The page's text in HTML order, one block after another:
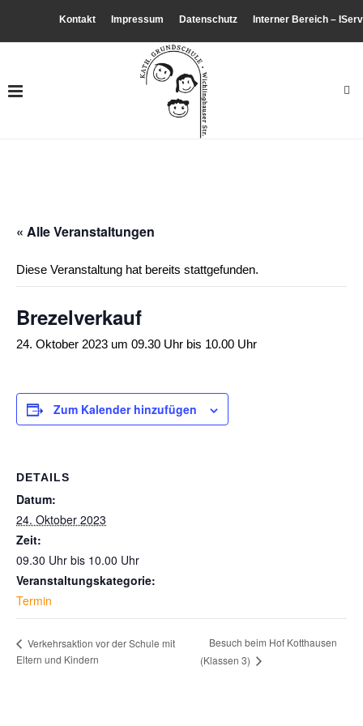
Kontakt Impressum Datenschutz Interner Bereich – IServ
« Alle Veranstaltungen
Diese Veranstaltung hat bereits stattgefunden.
Brezelverkauf
24. Oktober 2023 um 09.30 Uhr bis 10.00 Uhr
Zum Kalender hinzufügen
DETAILS
Datum:
24. Oktober 2023
Zeit:
09.30 Uhr bis 10.00 Uhr
Veranstaltungskategorie:
Termin
Verkehrsaktion vor der Schule mit
Eltern und Kindern
Besuch beim Hof Kotthausen
(Klassen 3)